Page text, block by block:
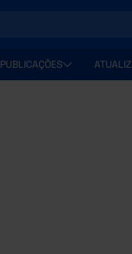
PUBLICAÇÕES